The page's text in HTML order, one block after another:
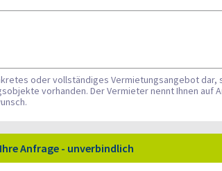
oder vollständiges Vermietungsangebot
vorhanden. Der Vermieter nennt Ihnen auf
Ihre Anfrage - unverbindlich